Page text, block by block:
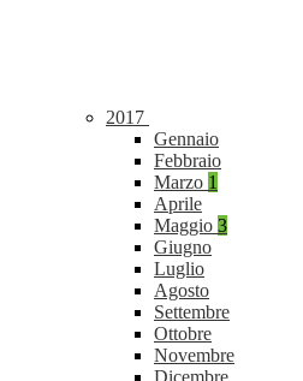
2017
Gennaio
Febbraio
Marzo 1
Aprile
Maggio 3
Giugno
Luglio
Agosto
Settembre
Ottobre
Novembre